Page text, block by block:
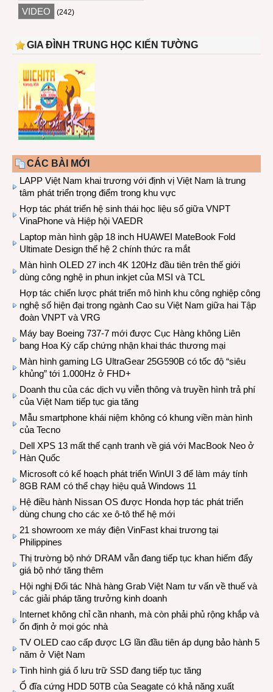
VIDEO (242)
GIA ĐÌNH TRUNG HỌC KIẾN TƯỜNG
CÁC BÀI MỚI
LAPP Việt Nam khai trương với định vị Việt Nam là trung
tâm phát triển trọng điểm trong khu vực
Hợp tác phát triển hệ sinh thái học liệu số giữa VNPT
VinaPhone và Hiệp hội VAEDR
Laptop màn hình gập 18 inch HUAWEI MateBook Fold
Ultimate Design thế hệ 2 chính thức ra mắt
Màn hình OLED 27 inch 4K 120Hz đầu tiên trên thế giới
dùng công nghệ in phun inkjet của MSI và TCL
Hợp tác chiến lược phát triển mô hình khu công nghiệp công
nghệ số hiện đại trong ngành Cao su Việt Nam giữa hai Tập
đoàn VNPT và VRG
Máy bay Boeing 737-7 mới được Cục Hàng không Liên
bang Hoa Kỳ cấp chứng nhận khai thác thương mại
Màn hình gaming LG UltraGear 25G590B có tốc độ “siêu
khủng” tới 1.000Hz ở FHD+
Doanh thu của các dịch vụ viễn thông và truyền hình trả phí
của Việt Nam tiếp tục gia tăng
Mẫu smartphone khái niệm không có khung viền màn hình
của Tecno
Dell XPS 13 mất thế cạnh tranh về giá với MacBook Neo ở
Hàn Quốc
Microsoft có kế hoạch phát triển WinUI 3 để làm máy tính
8GB RAM có thể chạy hiệu quả Windows 11
Hệ điều hành Nissan OS được Honda hợp tác phát triển
dùng chung cho các xe ô-tô thế hệ mới
21 showroom xe máy điện VinFast khai trương tại
Philippines
Thị trường bộ nhớ DRAM vẫn đang tiếp tục khan hiếm đẩy
giá bộ nhớ tăng thêm
Hội nghị Đối tác Nhà hàng Grab Việt Nam tư vấn về thuế và
các giải pháp tăng trưởng kinh doanh
Internet không chỉ cần nhanh, mà còn phải phủ rộng khắp và
ổn định ở mọi góc nhà
TV OLED cao cấp được LG lần đầu tiên áp dụng bảo hành 5
năm ở Việt Nam
Tình hình giá ổ lưu trữ SSD đang tiếp tục tăng
Ổ đĩa cứng HDD 50TB của Seagate có khả năng xuất